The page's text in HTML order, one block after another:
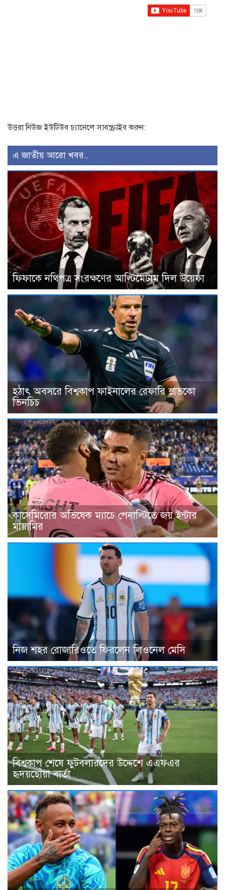
উত্তরা নিউজ ইউটিউব চ্যানেলে সাবস্ক্রাইব করুন:
এ জাতীয় আরো খবর..
ফিফাকে নথিপত্র সংরক্ষণের আল্টিমেটাম দিল উয়েফা
হঠাৎ অবসরে বিশ্বকাপ ফাইনালের রেফারি স্লাভকো
ভিনচিচ
কাসেমিরোর অভিষেক ম্যাচে পেনাল্টিতে জয় ইন্টার
মায়ামির
নিজ শহর রোজারিওতে ফিরলেন লিওনেল মেসি
বিশ্বকাপ শেষে ফুটবলারদের উদ্দেশে এএফএর
হৃদয়ছোঁয়া বার্তা